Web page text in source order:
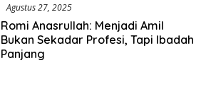
Agustus 27, 2025
Romi Anasrullah: Menjadi Amil
Bukan Sekadar Profesi, Tapi Ibadah
Panjang